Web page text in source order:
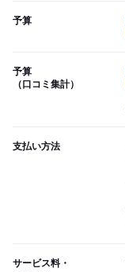
予算
予算
（口コミ集計）
支払い方法
サービス料・